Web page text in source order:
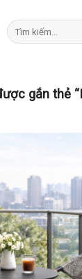
Tìm
kiếm:
gắn thẻ